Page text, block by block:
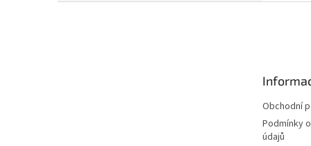
Obchodní
Podmínky
údajů